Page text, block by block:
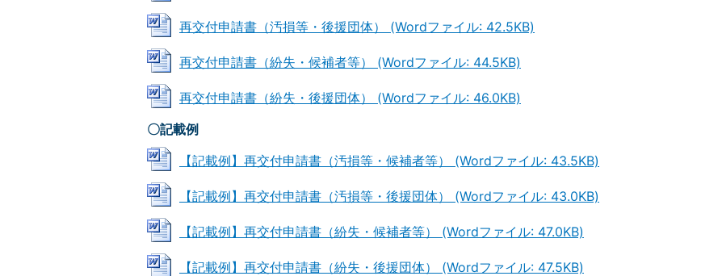
再交付申請書（汚損等・後援団体） (Wordファイル: 42.5KB)
再交付申請書（紛失・候補者等） (Wordファイル: 44.5KB)
再交付申請書（紛失・後援団体） (Wordファイル: 46.0KB)
〇記載例
【記載例】再交付申請書（汚損等・候補者等） (Wordファイル: 43.5KB)
【記載例】再交付申請書（汚損等・後援団体） (Wordファイル: 43.0KB)
【記載例】再交付申請書（紛失・候補者等） (Wordファイル: 47.0KB)
【記載例】再交付申請書（紛失・後援団体） (Wordファイル: 47.5KB)